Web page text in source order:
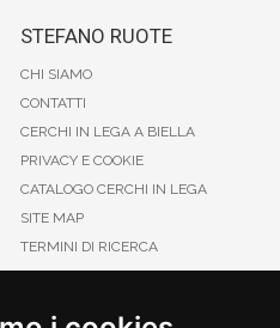
STEFANO RUOTE
CHI SIAMO
CONTATTI
CERCHI IN LEGA A BIELLA
PRIVACY E COOKIE
CATALOGO CERCHI IN LEGA
SITE MAP
TERMINI DI RICERCA